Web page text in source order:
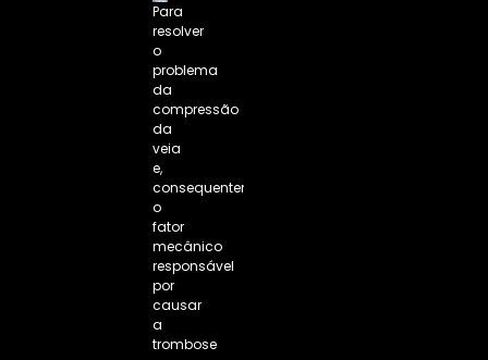
Para
resolver
o
problema
da
compressão
da
veia
e,
consequentemente,
o
fator
mecânico
responsável
por
causar
a
trombose